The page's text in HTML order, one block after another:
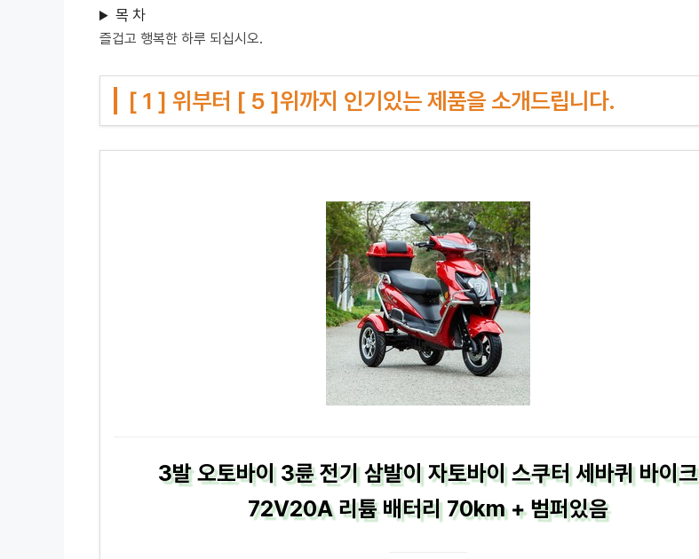
목 차
즐겁고 행복한 하루 되십시오.
[ 1 ] 위부터 [ 5 ]위까지 인기있는 제품을 소개드립니다.
3발 오토바이 3륜 전기 삼발이 자토바이 스쿠터 세바퀴 바이크
72V20A 리튬 배터리 70km + 범퍼있음